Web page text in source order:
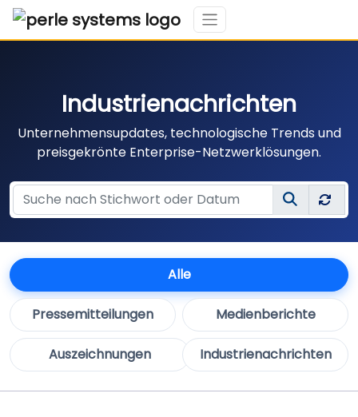
Industrienachrichten
Unternehmensupdates, technologische Trends und
preisgekrönte Enterprise-Netzwerklösungen.
Alle
Pressemitteilungen Medienberichte
Auszeichnungen Industrienachrichten